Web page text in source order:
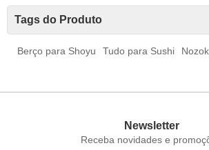
Tags do Produto
Berço para Shoyu Tudo para Sushi
Newsletter
Receba novidades e